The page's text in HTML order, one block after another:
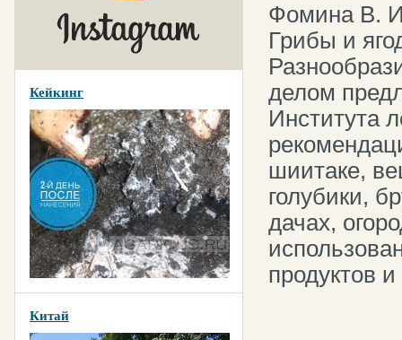
Кейкинг
Китай
Фомина В.
Грибы и
делом
Института
шиитаке,
голубики,
дачах,
продуктов